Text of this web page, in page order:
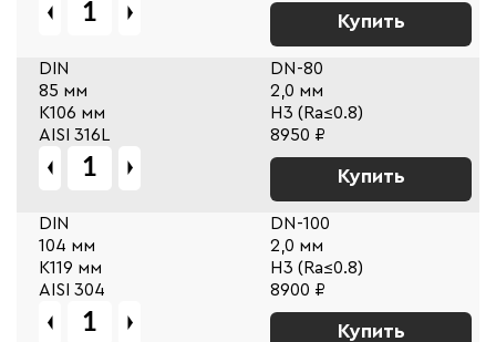
Купить
DIN
DN-80
85 мм
2,0 мм
К106 мм
Н3 (Ra≤0.8)
AISI 316L
8950 ₽
Купить
DIN
DN-100
104 мм
2,0 мм
К119 мм
Н3 (Ra≤0.8)
AISI 304
8900 ₽
Купить